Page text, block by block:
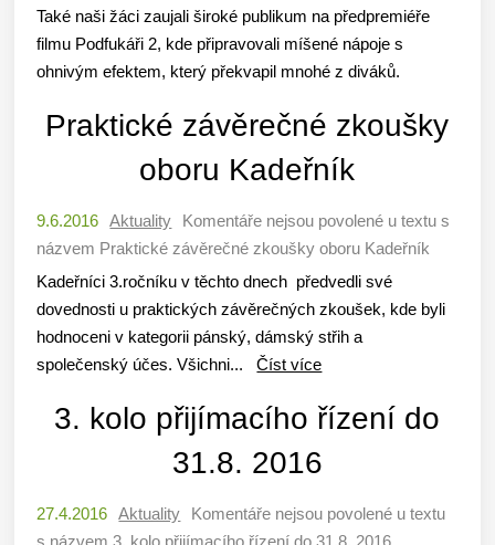
Také naši žáci zaujali široké publikum na předpremiéře
filmu Podfukáři 2, kde připravovali míšené nápoje s
ohnivým efektem, který překvapil mnohé z diváků.
Praktické závěrečné zkoušky
oboru Kadeřník
9.6.2016 Aktuality Komentáře nejsou povolené u textu s
názvem Praktické závěrečné zkoušky oboru Kadeřník
Kadeřníci 3.ročníku v těchto dnech předvedli své
dovednosti u praktických závěrečných zkoušek, kde byli
hodnoceni v kategorii pánský, dámský střih a
společenský účes. Všichni...Číst více
3. kolo přijímacího řízení do
31.8. 2016
27.4.2016 Aktuality Komentáře nejsou povolené u textu